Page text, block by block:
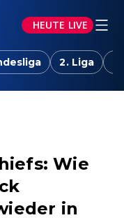
HEUTE LIVE
2. Liga
Wie
in